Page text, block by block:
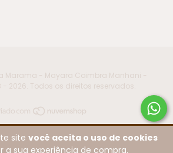
site você aceita o uso de cookies
a sua experiência de compra.
Marama - Mayara Coimbra Manhani -
- 2026. Todos os direitos reservados.